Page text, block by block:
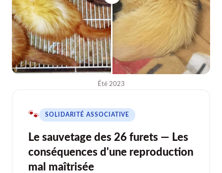
Été 2023
🐾 SOLIDARITÉ ASSOCIATIVE
Le sauvetage des 26 furets — Les
conséquences d'une reproduction
mal maîtrisée